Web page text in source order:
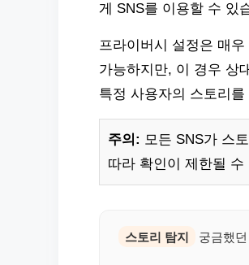
게 SNS를 이용할 수 있
프라이버시 설정은 매
가능하지만, 이 경우 상
특정 사용자의 스토리
주의: 모든 SNS가 스
따라 확인이 제한될 수
스토리 탐지
궁금했